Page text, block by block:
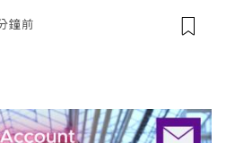
鐘前